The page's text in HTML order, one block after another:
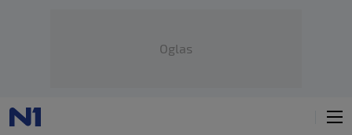
Oglas